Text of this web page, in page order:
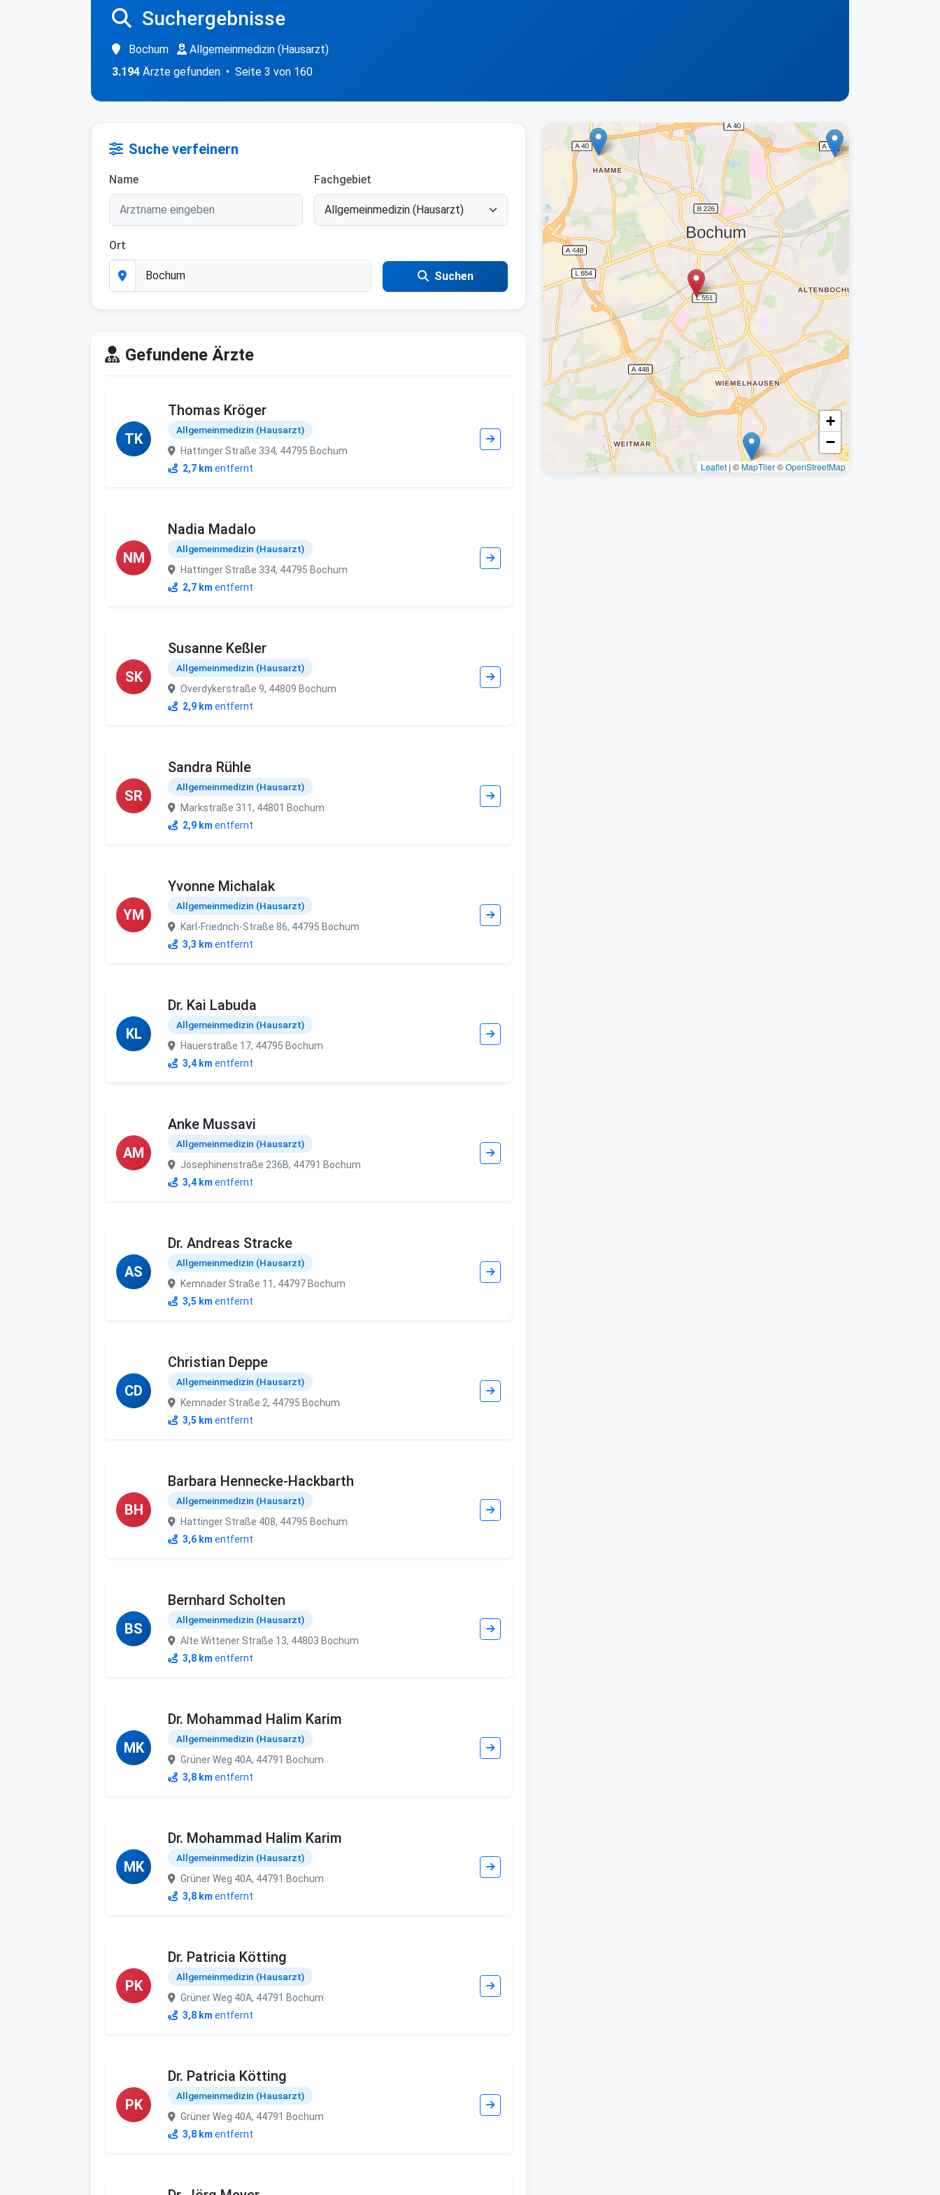
Suchergebnisse
Bochum
Allgemeinmedizin (Hausarzt)
3.194 Ärzte gefunden • Seite 3 von 160
Suche verfeinern
Name Fachgebiet
Ort
Suchen
Gefundene Ärzte
TK
Thomas Kröger
Allgemeinmedizin (Hausarzt)
Hattinger Straße 334, 44795 Bochum
2,7 km entfernt
NM
Nadia Madalo
Allgemeinmedizin (Hausarzt)
Hattinger Straße 334, 44795 Bochum
2,7 km entfernt
SK
Susanne Keßler
Allgemeinmedizin (Hausarzt)
Overdykerstraße 9, 44809 Bochum
2,9 km entfernt
SR
Sandra Rühle
Allgemeinmedizin (Hausarzt)
Markstraße 311, 44801 Bochum
2,9 km entfernt
YM
Yvonne Michalak
Allgemeinmedizin (Hausarzt)
Karl-Friedrich-Straße 86, 44795 Bochum
3,3 km entfernt
KL
Dr. Kai Labuda
Allgemeinmedizin (Hausarzt)
Hauerstraße 17, 44795 Bochum
3,4 km entfernt
AM
Anke Mussavi
Allgemeinmedizin (Hausarzt)
Josephinenstraße 236B, 44791 Bochum
3,4 km entfernt
AS
Dr. Andreas Stracke
Allgemeinmedizin (Hausarzt)
Kemnader Straße 11, 44797 Bochum
3,5 km entfernt
CD
Christian Deppe
Allgemeinmedizin (Hausarzt)
Kemnader Straße 2, 44795 Bochum
3,5 km entfernt
BH
Barbara Hennecke-Hackbarth
Allgemeinmedizin (Hausarzt)
Hattinger Straße 408, 44795 Bochum
3,6 km entfernt
BS
Bernhard Scholten
Allgemeinmedizin (Hausarzt)
Alte Wittener Straße 13, 44803 Bochum
3,8 km entfernt
MK
Dr. Mohammad Halim Karim
Allgemeinmedizin (Hausarzt)
Grüner Weg 40A, 44791 Bochum
3,8 km entfernt
MK
Dr. Mohammad Halim Karim
Allgemeinmedizin (Hausarzt)
Grüner Weg 40A, 44791 Bochum
3,8 km entfernt
PK
Dr. Patricia Kötting
Allgemeinmedizin (Hausarzt)
Grüner Weg 40A, 44791 Bochum
3,8 km entfernt
PK
Dr. Patricia Kötting
Allgemeinmedizin (Hausarzt)
Grüner Weg 40A, 44791 Bochum
3,8 km entfernt
+
−
Leaflet | ©MapTiler©OpenStreetMap